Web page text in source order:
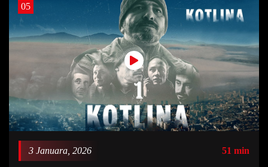
05
3 Januara, 2026 51 min